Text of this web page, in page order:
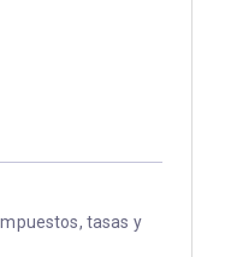
tasas y